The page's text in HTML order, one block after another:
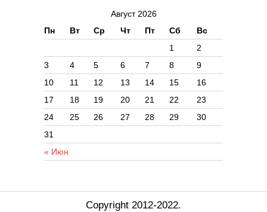
Август 2026
Пн
Вт Ср Чт Пт Сб Вс
« Июн
1
2
3
4 5 6 7 8
9
10
11 12 13 14 15
16
17
18 19 20 21 22
23
24
25 26 27 28 29
30
31
Copyright 2012-2022.